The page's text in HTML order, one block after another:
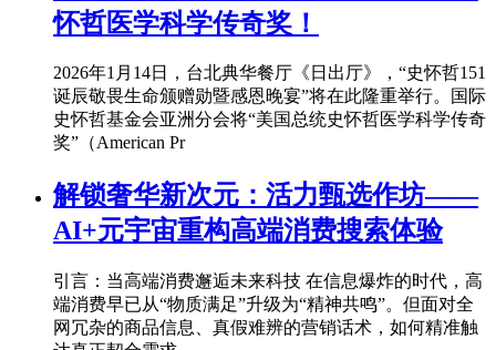
怀哲医学科学传奇奖！
2026年1月14日，台北典华餐厅《日出厅》，“史怀哲151
诞辰敬畏生命颁赠勋暨感恩晚宴”将在此隆重举行。国际
史怀哲基金会亚洲分会将“美国总统史怀哲医学科学传奇
奖”（American Pr
解锁奢华新次元：活力甄选作坊——
AI+元宇宙重构高端消费搜索体验
引言：当高端消费邂逅未来科技 在信息爆炸的时代，高
端消费早已从“物质满足”升级为“精神共鸣”。但面对全
网冗杂的商品信息、真假难辨的营销话术，如何精准触